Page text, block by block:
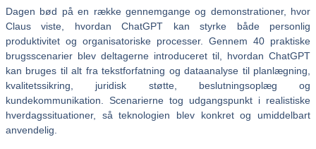
Dagen bød på en række gennemgange og demonstrationer, hvor
Claus viste, hvordan ChatGPT kan styrke både personlig
produktivitet og organisatoriske processer. Gennem 40 praktiske
brugsscenarier blev deltagerne introduceret til, hvordan ChatGPT
kan bruges til alt fra tekstforfatning og dataanalyse til planlægning,
kvalitetssikring, juridisk støtte, beslutningsoplæg og
kundekommunikation. Scenarierne tog udgangspunkt i realistiske
hverdagssituationer, så teknologien blev konkret og umiddelbart
anvendelig.